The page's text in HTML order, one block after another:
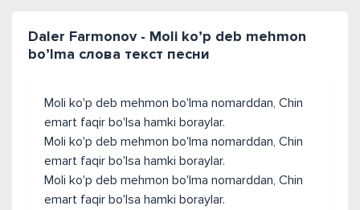
Daler Farmonov - Moli ko’p deb mehmon
bo’lma слова текст песни
Moli ko'p deb mehmon bo'lma nomarddan, Chin
emart faqir bo'lsa hamki boraylar.
Moli ko'p deb mehmon bo'lma nomarddan, Chin
emart faqir bo'lsa hamki boraylar.
Moli ko'p deb mehmon bo'lma nomarddan, Chin
emart faqir bo'lsa hamki boraylar.